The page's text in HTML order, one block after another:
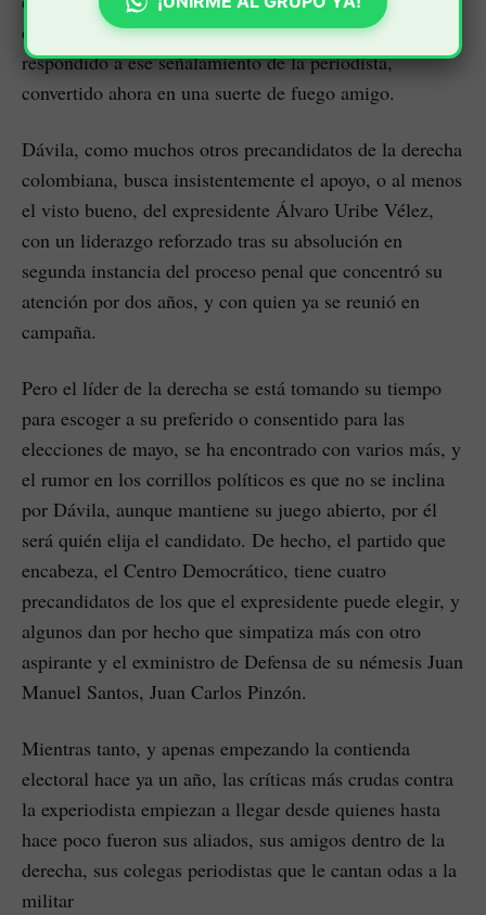
que ver yo con el problema de un ex socio mío”, ha
respondido a ese señalamiento de la periodista,
convertido ahora en una suerte de fuego amigo.
Dávila, como muchos otros precandidatos de la derecha
colombiana, busca insistentemente el apoyo, o al menos
el visto bueno, del expresidente Álvaro Uribe Vélez,
con un liderazgo reforzado tras su absolución en
segunda instancia del proceso penal que concentró su
atención por dos años, y con quien ya se reunió en
campaña.
Pero el líder de la derecha se está tomando su tiempo
para escoger a su preferido o consentido para las
elecciones de mayo, se ha encontrado con varios más, y
el rumor en los corrillos políticos es que no se inclina
por Dávila, aunque mantiene su juego abierto, por él
será quién elija el candidato. De hecho, el partido que
encabeza, el Centro Democrático, tiene cuatro
precandidatos de los que el expresidente puede elegir, y
algunos dan por hecho que simpatiza más con otro
aspirante y el exministro de Defensa de su némesis Juan
Manuel Santos, Juan Carlos Pinzón.
Mientras tanto, y apenas empezando la contienda
electoral hace ya un año, las críticas más crudas contra
la experiodista empiezan a llegar desde quienes hasta
hace poco fueron sus aliados, sus amigos dentro de la
derecha, sus colegas periodistas que le cantan odas a la
militar